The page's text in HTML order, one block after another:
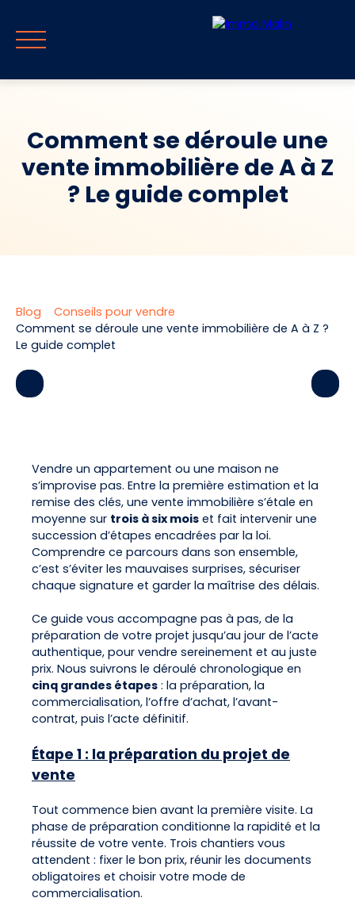
Accueil Vendre Acheter Guide & Blog
Comment se déroule une
vente immobilière de A à Z
? Le guide complet
Blog
Conseils pour vendre
Comment se déroule une vente immobilière de A à Z ?
Le guide complet
Vendre un appartement ou une maison ne
s’improvise pas. Entre la première estimation et la
remise des clés, une vente immobilière s’étale en
moyenne sur trois à six mois et fait intervenir une
succession d’étapes encadrées par la loi.
Comprendre ce parcours dans son ensemble,
c’est s’éviter les mauvaises surprises, sécuriser
chaque signature et garder la maîtrise des délais.
Ce guide vous accompagne pas à pas, de la
préparation de votre projet jusqu’au jour de l’acte
authentique, pour vendre sereinement et au juste
prix. Nous suivrons le déroulé chronologique en
cinq grandes étapes : la préparation, la
commercialisation, l’offre d’achat, l’avant-
contrat, puis l’acte définitif.
Étape 1 : la préparation du projet de
vente
Tout commence bien avant la première visite. La
phase de préparation conditionne la rapidité et la
réussite de votre vente. Trois chantiers vous
attendent : fixer le bon prix, réunir les documents
obligatoires et choisir votre mode de
commercialisation.